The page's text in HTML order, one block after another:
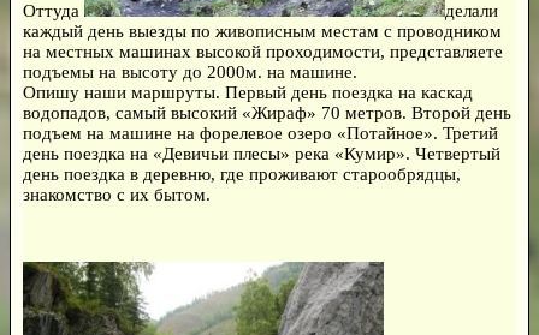
Оттуда
делали
каждый день выезды по живописным местам с проводником
на местных машинах высокой проходимости, представляете
подъемы на высоту до 2000м. на машине.
Опишу наши маршруты. Первый день поездка на каскад
водопадов, самый высокий «Жираф» 70 метров. Второй день
подъем на машине на форелевое озеро «Потайное». Третий
день поездка на «Девичьи плесы» река «Кумир». Четвертый
день поездка в деревню, где проживают старообрядцы,
знакомство с их бытом.